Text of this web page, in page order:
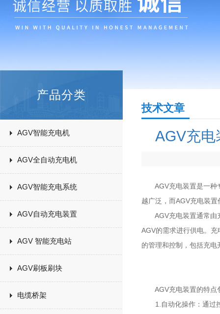
产品分类
AGV智能充电机
AGV全自动充电机
AGV智能充电系统
AGV自动充电装置
AGV 智能充电站
AGV刷板刷块
电缆桥架
技术文章
AGV充电
AGV充电装置是一种专
越广泛，而AGV充电装
AGV充电装置通常由充
AGV的需求进行供电。
的管理和控制，包括充
AGV充电装置的特点
1.自动化操作：通过控